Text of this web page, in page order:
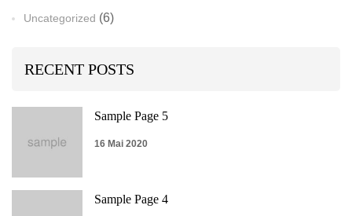
Uncategorized (6)
RECENT POSTS
Sample Page 5
16 Mai 2020
Sample Page 4